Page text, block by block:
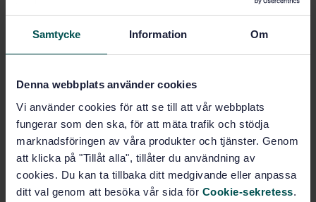
Samtycke Information Om
Denna webbplats använder cookies
Vi använder cookies för att se till att vår webbplats
fungerar som den ska, för att mäta trafik och stödja
marknadsföringen av våra produkter och tjänster. Genom
att klicka på "Tillåt alla", tillåter du användning av
cookies. Du kan ta tillbaka ditt medgivande eller anpassa
ditt val genom att besöka vår sida för Cookie-sekretess.
Spannmål och spannmålsprodukter – Bestämning av
Pris:943 SEK
PDF
Lägg i varukorgen
Fler alternativ